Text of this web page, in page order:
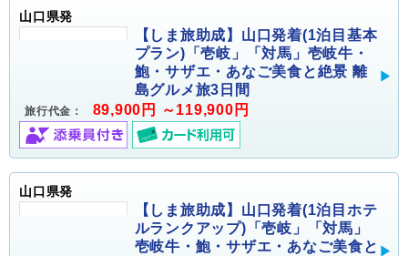
山口県発
【しま旅助成】山口発着(1泊目基本
プラン)「壱岐」「対馬」壱岐牛・
鮑・サザエ・あなご美食と絶景 離
島グルメ旅3日間
旅行代金： 89,900円 ～119,900円
山口県発
【しま旅助成】山口発着(1泊目ホテ
ルランクアップ)「壱岐」「対馬」
壱岐牛・鮑・サザエ・あなご美食と